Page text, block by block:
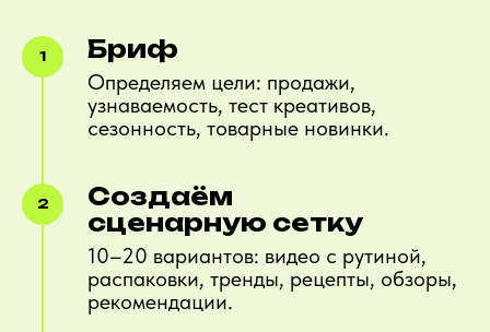
Бриф
Определяем цели: продажи,
узнаваемость, тест креативов,
сезонность, товарные новинки.
Создаём
сценарную сетку
10–20 вариантов: видео с рутиной,
распаковки, тренды, рецепты, обзоры,
рекомендации.